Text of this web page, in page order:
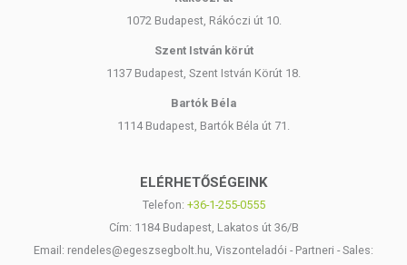
1072 Budapest, Rákóczi út 10.
Szent István körút
1137 Budapest, Szent István Körút 18.
Bartók Béla
1114 Budapest, Bartók Béla út 71.
ELÉRHETŐSÉGEINK
Telefon: +36-1-255-0555
Cím: 1184 Budapest, Lakatos út 36/B
Email: rendeles@egeszsegbolt.hu, Viszonteladói - Partneri - Sales: